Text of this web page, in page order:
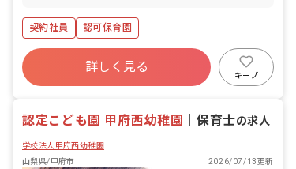
契約社員 認可保育園
詳しく見る
キープ
認定こども園 甲府西幼稚園 保育士の求人
学校法人甲府西幼稚園
山梨県/甲府市
2026/07/13更新